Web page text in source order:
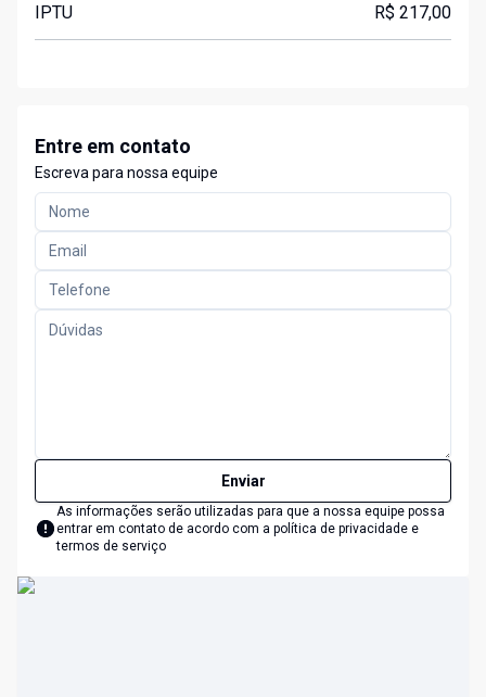
IPTU R$ 217,00
Entre em contato
Escreva para nossa equipe
Enviar
As informações serão utilizadas para que a nossa equipe possa
entrar em contato de acordo com a política de privacidade e
termos de serviço